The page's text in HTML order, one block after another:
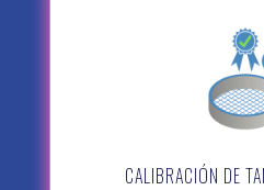
CALIBRACIÓN DE